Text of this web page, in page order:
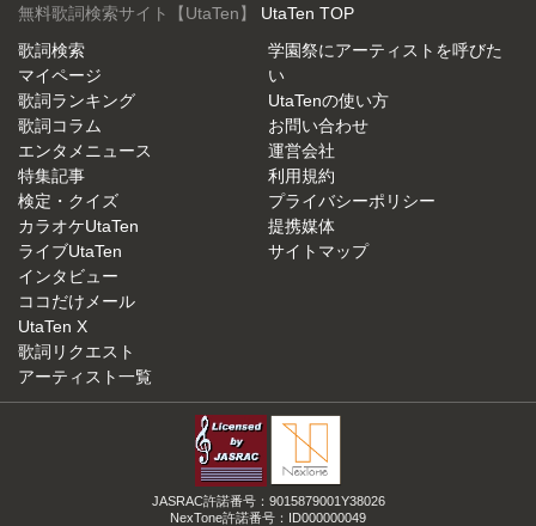
無料歌詞検索サイト【UtaTen】 UtaTen TOP
歌詞検索
マイページ
歌詞ランキング
歌詞コラム
エンタメニュース
特集記事
検定・クイズ
カラオケUtaTen
ライブUtaTen
インタビュー
ココだけメール
UtaTen X
歌詞リクエスト
アーティスト一覧
学園祭にアーティストを呼びた
い
UtaTenの使い方
お問い合わせ
運営会社
利用規約
プライバシーポリシー
提携媒体
サイトマップ
JASRAC許諾番号：9015879001Y38026
NexTone許諾番号：ID000000049